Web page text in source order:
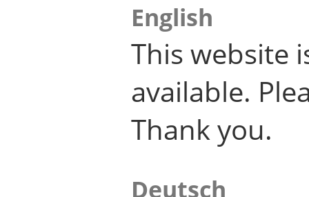
English
This website
available.
Thank you.
Deutsch